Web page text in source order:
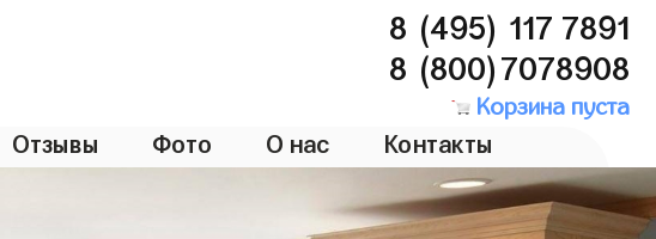
8 (495) 117 7891
8 (800)7078908
Корзина пуста
Отзывы Фото О нас Контакты